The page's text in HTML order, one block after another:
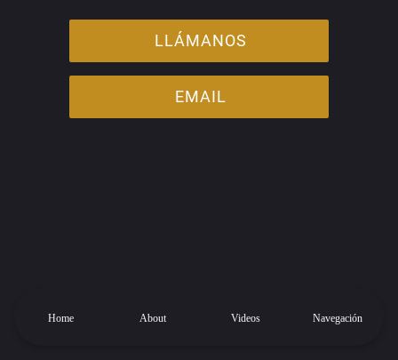
LLÁMANOS
EMAIL
Home About Videos Navegación